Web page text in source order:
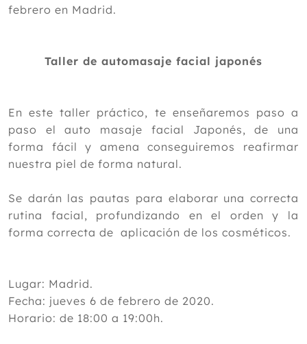
febrero en Madrid.
Taller de automasaje facial japonés
En este taller práctico, te enseñaremos paso a
paso el auto masaje facial Japonés, de una
forma fácil y amena conseguiremos reafirmar
nuestra piel de forma natural.
Se darán las pautas para elaborar una correcta
rutina facial, profundizando en el orden y la
forma correcta de aplicación de los cosméticos.
Lugar: Madrid.
Fecha: jueves 6 de febrero de 2020.
Horario: de 18:00 a 19:00h.